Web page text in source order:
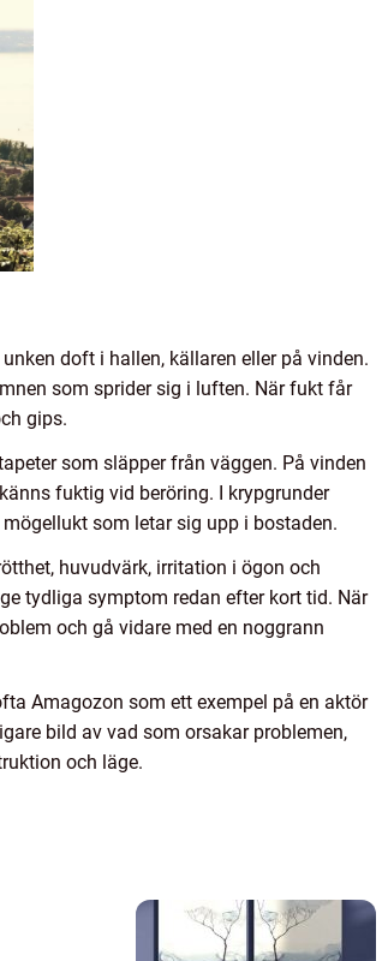
doft i hallen, källaren eller på vinden.
som sprider sig i luften. När fukt får
gips.
som släpper från väggen. På vinden
fuktig vid beröring. I krypgrunder
som letar sig upp i bostaden.
huvudvärk, irritation i ögon och
tydliga symptom redan efter kort tid. När
och gå vidare med en noggrann
Amagozon som ett exempel på en aktör
bild av vad som orsakar problemen,
och läge.